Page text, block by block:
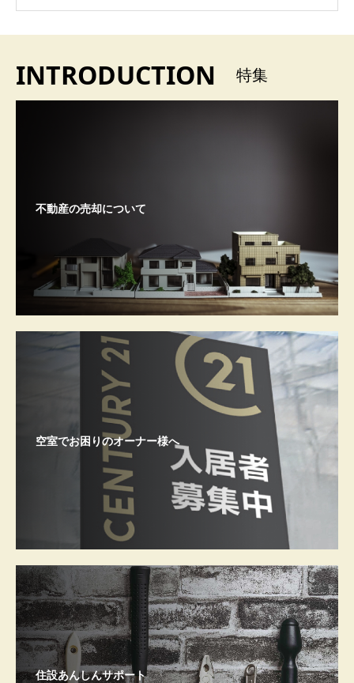
INTRODUCTION 特集
不動産の売却について
空室でお困りのオーナー様へ
住設あんしんサポート